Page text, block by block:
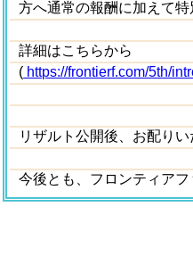
方へ通常の報酬に加えて特
詳細はこちらから
( https://frontierf.com/5th/
リザルト公開後、お配りい
今後とも、フロンティア